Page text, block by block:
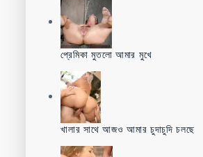
প্রেমিকা মুতলো আমার মুখে
খালার সাথে আজও আমার চুদাচুদি চলছে